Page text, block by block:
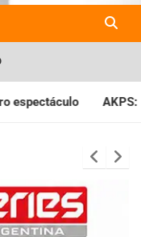
la IGJ y oficializó el